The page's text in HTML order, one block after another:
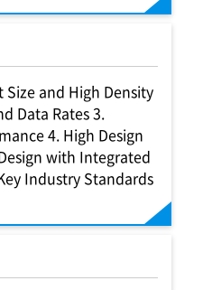
and High Density
Data Rates 3.
4. High Design
with Integrated
Industry Standards